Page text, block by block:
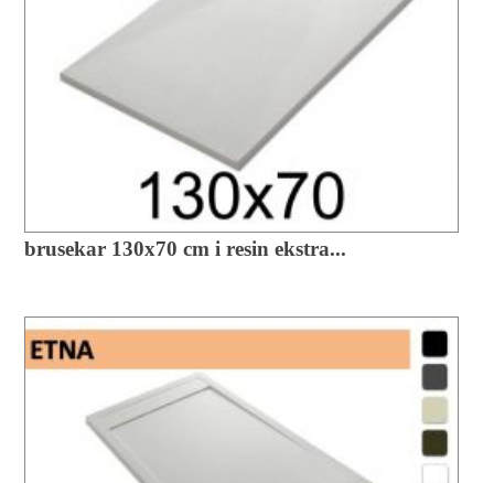
brusekar 130x70 cm i resin ekstra...